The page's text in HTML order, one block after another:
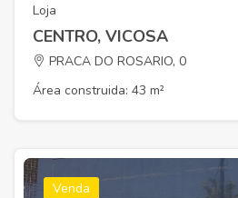
Loja
CENTRO, VICOSA
PRACA DO ROSARIO, 0
Área construida: 43 m²
Venda